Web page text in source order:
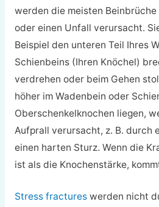
werden die meisten Beinbrüche
oder einen Unfall verursacht.
Beispiel den unteren Teil Ihres
Schienbeins (Ihren Knöchel)
verdrehen oder beim Gehen
höher im Wadenbein oder
Oberschenkelknochen liegen,
Aufprall verursacht, z. B. durch
einen harten Sturz. Wenn die
ist als die Knochenstärke,
Stress fractureswerden nicht